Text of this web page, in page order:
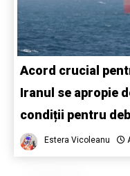
Acord crucial
Iranul se apropie
condiții pentru
Estera Vicoleanu